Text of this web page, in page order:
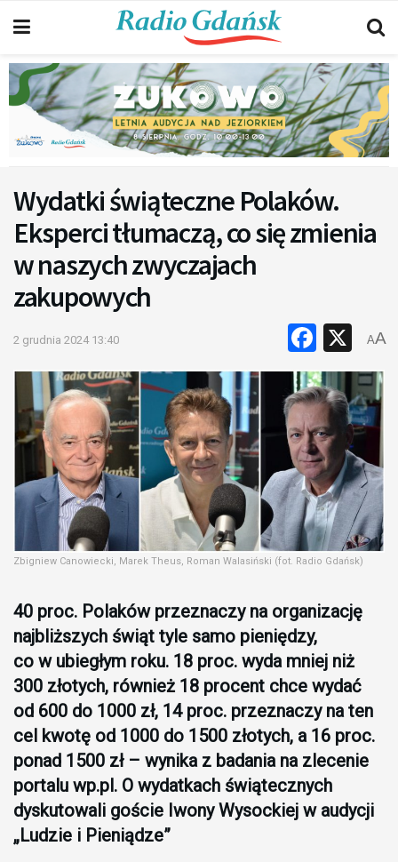
Wydatki świąteczne Polaków.
Eksperci tłumaczą, co się zmienia
w naszych zwyczajach
zakupowych
2 grudnia 2024 13:40 X
AA
Zbigniew Canowiecki, Marek Theus, Roman Walasiński (fot. Radio Gdańsk)
40 proc. Polaków przeznaczy na organizację
najbliższych świąt tyle samo pieniędzy,
co w ubiegłym roku. 18 proc. wyda mniej niż
300 złotych, również 18 procent chce wydać
od 600 do 1000 zł, 14 proc. przeznaczy na ten
cel kwotę od 1000 do 1500 złotych, a 16 proc.
ponad 1500 zł – wynika z badania na zlecenie
portalu wp.pl. O wydatkach świątecznych
dyskutowali goście Iwony Wysockiej w audycji
„Ludzie i Pieniądze”